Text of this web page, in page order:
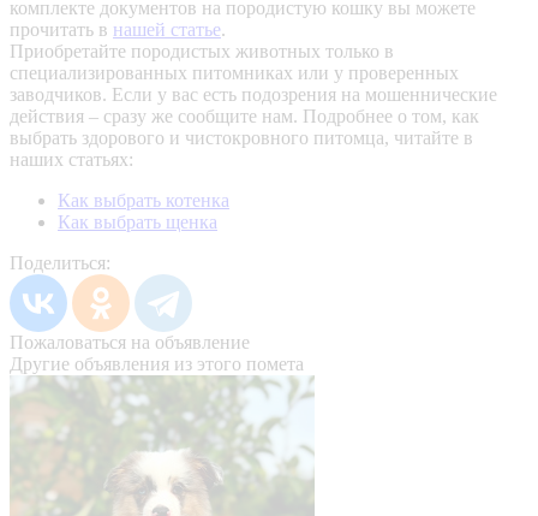
комплекте документов на породистую кошку вы можете
прочитать в нашей статье.
Приобретайте породистых животных только в
специализированных питомниках или у проверенных
заводчиков. Если у вас есть подозрения на мошеннические
действия – сразу же сообщите нам. Подробнее о том, как
выбрать здорового и чистокровного питомца, читайте в
наших статьях:
Как выбрать котенка
Как выбрать щенка
Поделиться:
Пожаловаться на объявление
Другие объявления из этого помета